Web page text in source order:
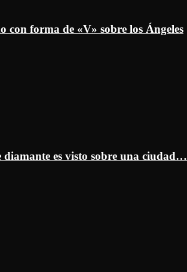
forma de «V» sobre los Ángeles
es visto sobre una ciudad…